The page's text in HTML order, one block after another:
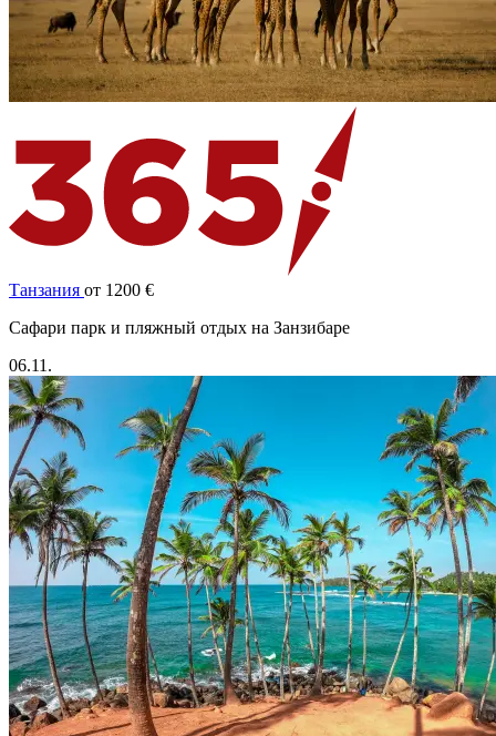
Танзания от 1200 €
Cафари парк и пляжный отдых на Занзибаре
06.11.